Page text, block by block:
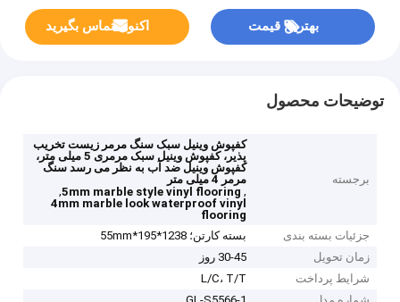
بهترین قیمت اکنون تماس بگیرید
توضیحات محصول
برجسته
کفپوش وینیل سبک سنگ مرمر زیست تخریب
پذیر، کفپوش وینیل سبک مرمری 5 میلی متر،
کفپوش وینیل ضد آب به نظر می رسد سنگ
مرمر 4 میلی متر
,
5mm marble style vinyl flooring
,
4mm marble look waterproof vinyl
flooring
جزئیات بسته بندی
بسته کارتن؛ 1238*195*55mm
زمان تحویل
30-45 روز
شرایط پرداخت
L/C، T/T